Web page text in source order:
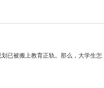
已被搬上教育正轨。那么，大学生怎